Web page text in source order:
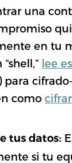
una
en tu
lee
para
como cifrar
tus datos:
si tu